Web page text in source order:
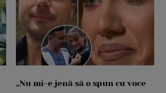
„Nu mi-e jenă să o spun cu voce